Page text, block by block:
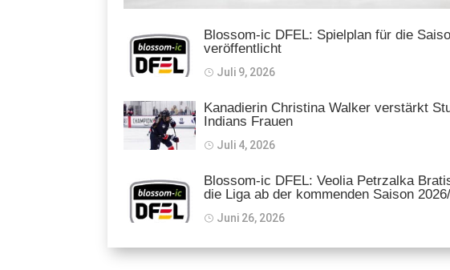
Blossom-ic DFEL: Spielplan für die
veröffentlicht
Juli 9, 2026
Kanadierin Christina Walker verstärkt
Indians Frauen
Juli 4, 2026
Blossom-ic DFEL: Veolia Petrzalka
die Liga ab der kommenden Saison
Juni 26, 2026